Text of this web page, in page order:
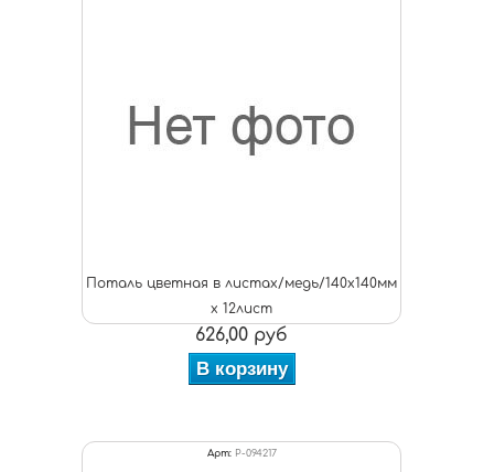
Поталь цветная в листах/медь/140х140мм
х 12лист
626,00 руб
В корзину
Арт: P-094217